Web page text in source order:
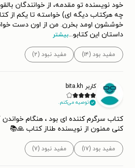
خود نویسنده تو مقدمه، از خوانندگان
چه هرکتاب دیگه ای) خواسته تا یکم از
خوششون اومد بخرن. من از اون دست
داستان این کتابو...بیشتر
مفید بود (۱۴) مفید نبود (۲)
کاربر bita.kh
توصیه می‌کنم.
کتاب سرگرم کننده ای بود ، هنگام
کنی ممنون از نویسنده طناز کتاب 🙏📚
مفید بود (۱۷) مفید نبود (۷)